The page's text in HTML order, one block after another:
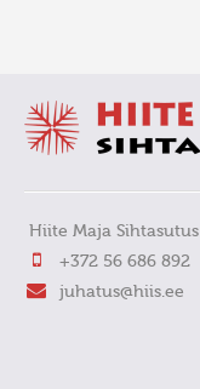
Hiite Maja Sihtasutus
+372 56 686 892
juhatus@hiis.ee